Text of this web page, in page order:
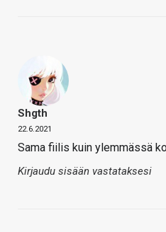
Shgth
22.6.2021
Sama fiilis kuin ylemmässä
Kirjaudu sisään vastataksesi